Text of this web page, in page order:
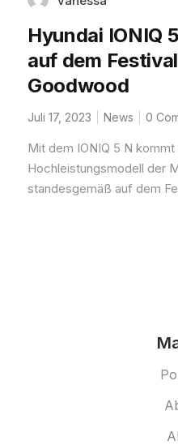
Hyundai IONIQ
auf dem
Goodwood
Juli 17, 2023 News 0
Mit dem IONIQ 5 N
Hochleistungsmodell der
standesgemäß auf dem